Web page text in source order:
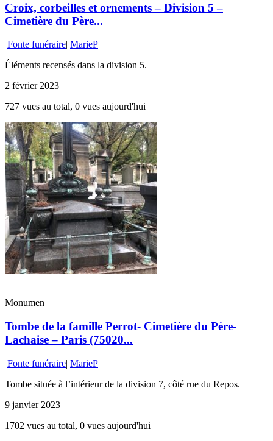
Croix, corbeilles et ornements – Division 5 –
Cimetière du Père...
Fonte funéraire| MarieP
Éléments recensés dans la division 5.
2 février 2023
727 vues au total, 0 vues aujourd'hui
Monumen
Tombe de la famille Perrot- Cimetière du Père-
Lachaise – Paris (75020...
Fonte funéraire| MarieP
Tombe située à l’intérieur de la division 7, côté rue du Repos.
9 janvier 2023
1702 vues au total, 0 vues aujourd'hui